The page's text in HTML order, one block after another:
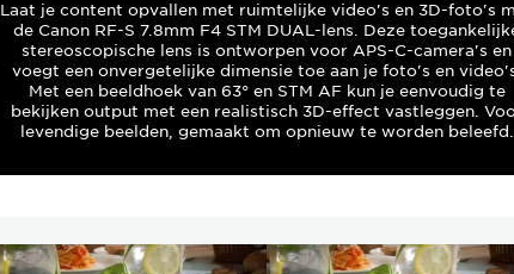
Laat je content opvallen met ruimtelijke video's en 3D-foto's
de Canon RF-S 7.8mm F4 STM DUAL-lens. Deze
stereoscopische lens is ontworpen voor APS-C-camera's en
voegt een onvergetelijke dimensie toe aan je foto's en
Met een beeldhoek van 63° en STM AF kun je eenvoudig te
bekijken output met een realistisch 3D-effect vastleggen.
levendige beelden, gemaakt om opnieuw te worden beleefd.